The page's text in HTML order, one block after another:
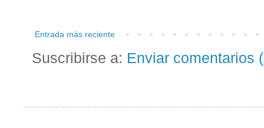
Entrada más reciente
Suscribirse a: Enviar comentarios